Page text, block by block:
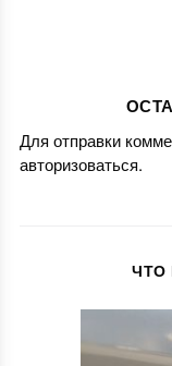
Для отправки
авторизоваться.
ЧТО